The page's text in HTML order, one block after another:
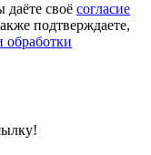
своё согласие
подтверждаете,